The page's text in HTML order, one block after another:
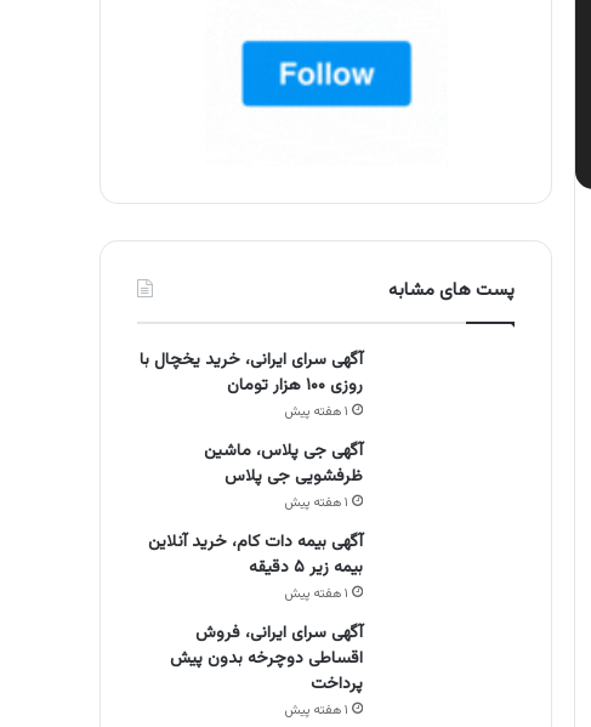
پست های مشابه
آگهی سرای ایرانی، خرید یخچال با
روزی ۱۰۰ هزار تومان
۱ هفته پیش
آگهی جی پلاس، ماشین
ظرفشویی جی پلاس
۱ هفته پیش
آگهی بیمه دات کام، خرید آنلاین
بیمه زیر ۵ دقیقه
۱ هفته پیش
آگهی سرای ایرانی، فروش
اقساطی دوچرخه بدون پیش
پرداخت
۱ هفته پیش